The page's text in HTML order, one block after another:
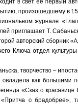
в свет ее первый
произошедшему в
журнале
приглашает Т.
авторский сборник
Ключа отдел
творчество –
овладела как большими
«Сказ о
о брадобрее»,